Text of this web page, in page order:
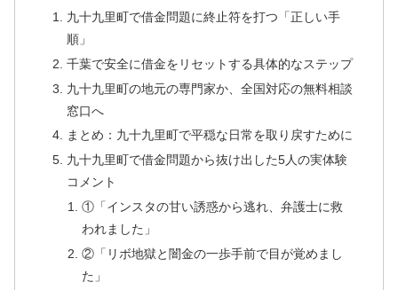
九十九里町で借金問題に終止符を打つ「正しい手
順」
千葉で安全に借金をリセットする具体的なステップ
九十九里町の地元の専門家か、全国対応の無料相談
窓口へ
まとめ：九十九里町で平穏な日常を取り戻すために
九十九里町で借金問題から抜け出した5人の実体験
コメント
①「インスタの甘い誘惑から逃れ、弁護士に救
われました」
②「リボ地獄と闇金の一歩手前で目が覚めまし
た」